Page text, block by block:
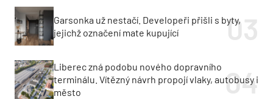
Garsonka už nestačí. Developeři přišli s byty,
jejichž označení mate kupující
Liberec zná podobu nového dopravního
terminálu. Vítězný návrh propojí vlaky, autobusy i
město